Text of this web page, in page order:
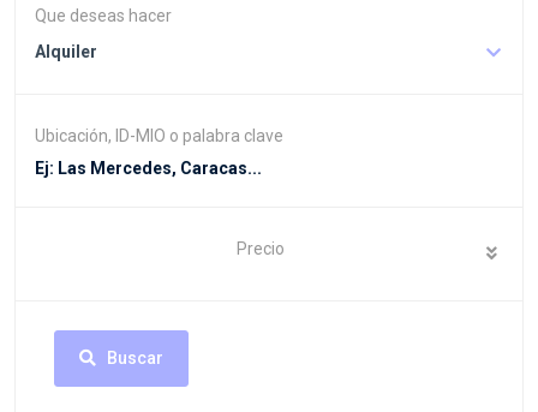
Que deseas hacer
Alquiler
Ubicación, ID-MIO o palabra clave
Precio
Buscar